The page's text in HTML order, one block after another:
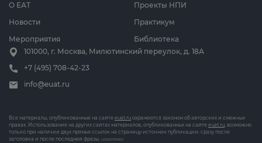
О ЕАТ
Новости
Мероприятия
Проекты НПИ
Практикум
Библиотека
101000, г. Москва, Милютинский переулок, д. 18А
+7 (495) 708-42-23
info@euat.ru
Все материалы, опубликованные на сайте euat.ru охраняются законом об авторских и смежных
правах. Использование на других сайтах материалов, опубликованных на сайте euat.ru, возможно
только при наличии двух прямых ссылок на страницу-источник публикации: сразу после
заголовка и после последней фразы. v202607031833